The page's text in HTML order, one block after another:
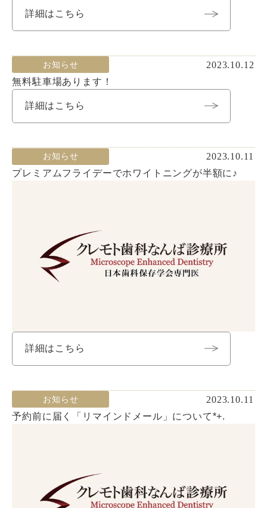
詳細はこちら
お知らせ 2023.10.12
無料駐車場あります！
詳細はこちら
お知らせ 2023.10.11
プレミアムフライデーでホワイトニングが半額に♪
詳細はこちら
お知らせ 2023.10.11
予約前に届く「リマインドメール」について*+.